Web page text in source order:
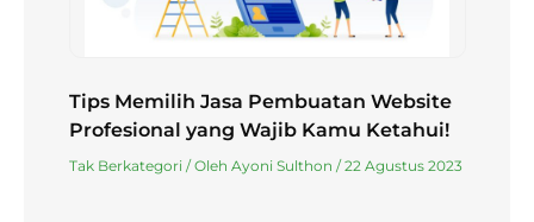
Tips Memilih Jasa Pembuatan Website
Profesional yang Wajib Kamu Ketahui!
Tak Berkategori / Oleh Ayoni Sulthon /22 Agustus 2023